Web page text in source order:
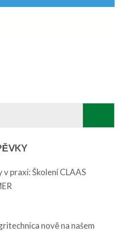
praxi: Školení CLAAS
nově na našem